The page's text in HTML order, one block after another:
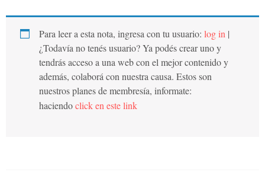
Para leer a esta nota, ingresa con tu usuario: log in |
¿Todavía no tenés usuario? Ya podés crear uno y
tendrás acceso a una web con el mejor contenido y
además, colaborá con nuestra causa. Estos son
nuestros planes de membresía, informate:
haciendoclick en este link